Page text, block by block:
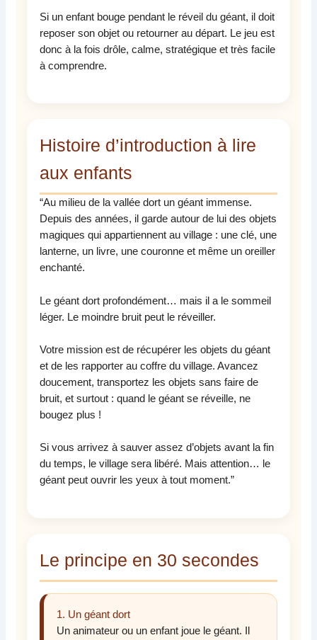
Si un enfant bouge pendant le réveil du géant, il doit
reposer son objet ou retourner au départ. Le jeu est
donc à la fois drôle, calme, stratégique et très facile
à comprendre.
Histoire d’introduction à lire
aux enfants
“Au milieu de la vallée dort un géant immense.
Depuis des années, il garde autour de lui des objets
magiques qui appartiennent au village : une clé, une
lanterne, un livre, une couronne et même un oreiller
enchanté.
Le géant dort profondément… mais il a le sommeil
léger. Le moindre bruit peut le réveiller.
Votre mission est de récupérer les objets du géant
et de les rapporter au coffre du village. Avancez
doucement, transportez les objets sans faire de
bruit, et surtout : quand le géant se réveille, ne
bougez plus !
Si vous arrivez à sauver assez d’objets avant la fin
du temps, le village sera libéré. Mais attention… le
géant peut ouvrir les yeux à tout moment.”
Le principe en 30 secondes
1. Un géant dort
Un animateur ou un enfant joue le géant. Il